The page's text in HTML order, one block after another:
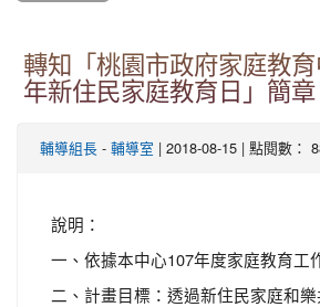
轉知「桃園市政府家庭教
年新住民家庭教育日」簡章
輔導組長 - 輔導室 | 2018-08-15 | 點閱數：
說明：
一、依據本中心107年度家庭教育工
二、計畫目標：透過新住民家庭和